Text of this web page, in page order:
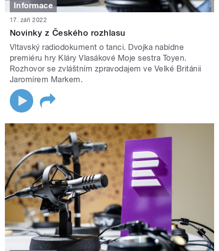
Informace
17. září 2022
Novinky z Českého rozhlasu
Vltavský radiodokument o tanci. Dvojka nabídne
premiéru hry Kláry Vlasákové Moje sestra Toyen.
Rozhovor se zvláštním zpravodajem ve Velké Británii
Jaromírem Markem.